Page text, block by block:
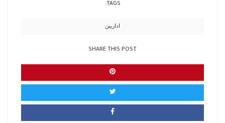
TAGS:
اداريين
SHARE THIS POST